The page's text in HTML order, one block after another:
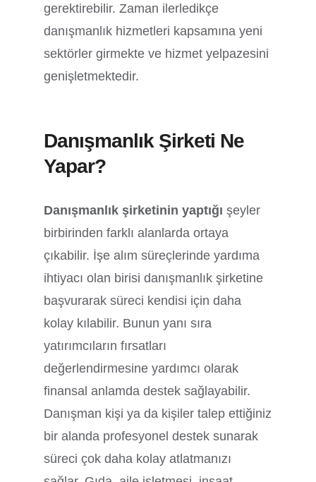
gerektirebilir. Zaman ilerledikçe
danışmanlık hizmetleri kapsamına yeni
sektörler girmekte ve hizmet yelpazesini
genişletmektedir.
Danışmanlık Şirketi Ne
Yapar?
Danışmanlık şirketinin yaptığışeyler
birbirinden farklı alanlarda ortaya
çıkabilir. İşe alım süreçlerinde yardıma
ihtiyacı olan birisi danışmanlık şirketine
başvurarak süreci kendisi için daha
kolay kılabilir. Bunun yanı sıra
yatırımcıların fırsatları
değerlendirmesine yardımcı olarak
finansal anlamda destek sağlayabilir.
Danışman kişi ya da kişiler talep ettiğiniz
bir alanda profesyonel destek sunarak
süreci çok daha kolay atlatmanızı